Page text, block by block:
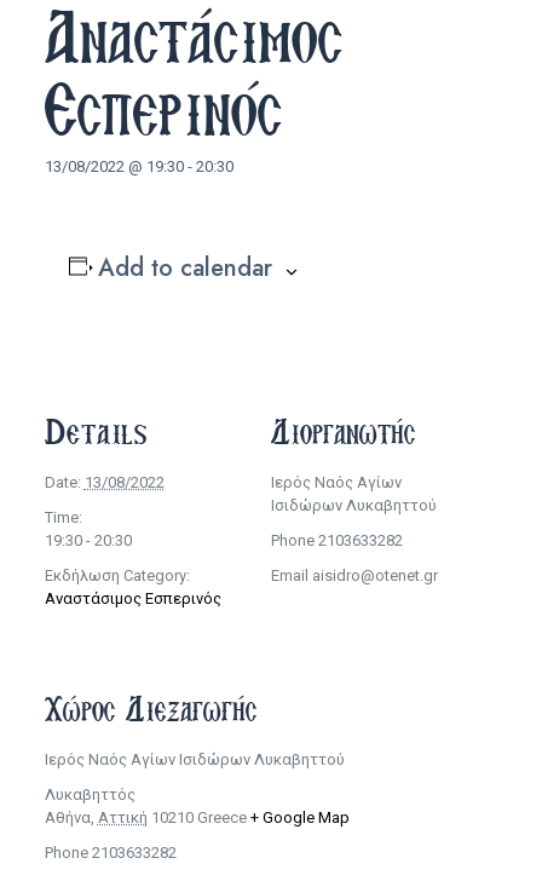
Αναστάσιμος
Εσπερινός
13/08/2022 @ 19:30- 20:30
Add to calendar
Details
Date: 13/08/2022
Time:
19:30 - 20:30
Εκδήλωση Category:
Αναστάσιμος Εσπερινός
Χώρος Διεξαγωγής
Ιερός Ναός Αγίων Ισιδώρων Λυκαβηττού
Λυκαβηττός
Αθήνα, Αττική 10210 Greece + Google Map
Phone 2103633282
Διοργανωτής
Ιερός Ναός Αγίων
Ισιδώρων Λυκαβηττού
Phone 2103633282
Email aisidro@otenet.gr